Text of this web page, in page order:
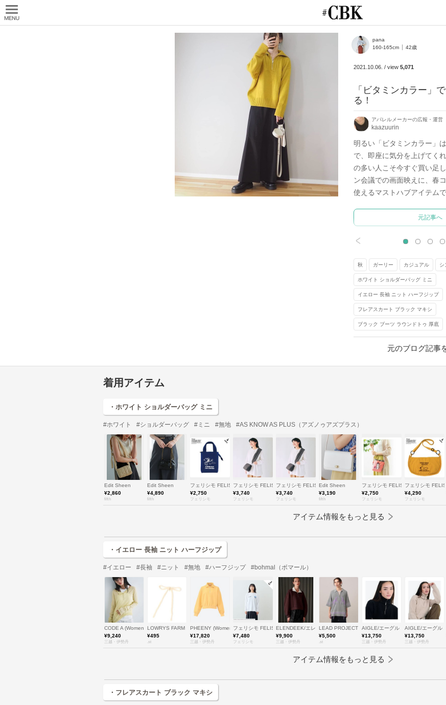
pana
160-165cm
42歳
2021.10.06. / view 5,071
「ビタミンカラー」
る！
アパレルメーカーの広報・運営
kaazuurin
明るい「ビタミンカラー」
で、即座に気分を上げてく
の多い人こそ今すぐ買い足
ン会議での画面映えに、春
使えるマストハブアイテムで
元記事へ
<
秋 ガーリー カジュアル シ
ホワイト ショルダーバッグ ミニ
イエロー 長袖 ニット ハーフジップ
フレアスカート ブラック マキシ
ブラック ブーツ ラウンドトゥ 厚底
元のブログ記事
着用アイテム
・ホワイト ショルダーバッグ ミニ
#ホワイト #ショルダーバッグ #ミニ #無地 #AS KNOW AS PLUS（アズノゥアズプラス）
Edit Sheen
¥2,860
fifth
Edit Sheen
¥4,890
fifth
フェリシモ FELISSIMO
¥2,750
フェリシモ
フェリシモ FELISSIMO
¥3,740
フェリシモ
フェリシモ FELISSIMO
¥3,740
フェリシモ
Edit Sheen
¥3,190
fifth
フェリシモ FELISSIMO
¥2,750
フェリシモ
フェリシモ
¥4,290
フェリシモ
アイテム情報をもっと見る
・イエロー 長袖 ニット ハーフジップ
#イエロー #長袖 #ニット #無地 #ハーフジップ #bohmal（ボマール）
CODE A (Women)/コードエー
¥9,240
三越・伊勢丹
LOWRYS FARM
¥495
.st
PHEENY (Women)/フィーニー
¥17,820
三越・伊勢丹
フェリシモ FELISSIMO
¥7,480
フェリシモ
ELENDEEK/エレンディーク
¥9,900
三越・伊勢丹
LEAD PROJECT
¥5,500
.st
AIGLE/エーグル
¥13,750
三越・伊勢丹
AIGLE/エーグル
¥13,750
三越・伊勢丹
アイテム情報をもっと見る
・フレアスカート ブラック マキシ